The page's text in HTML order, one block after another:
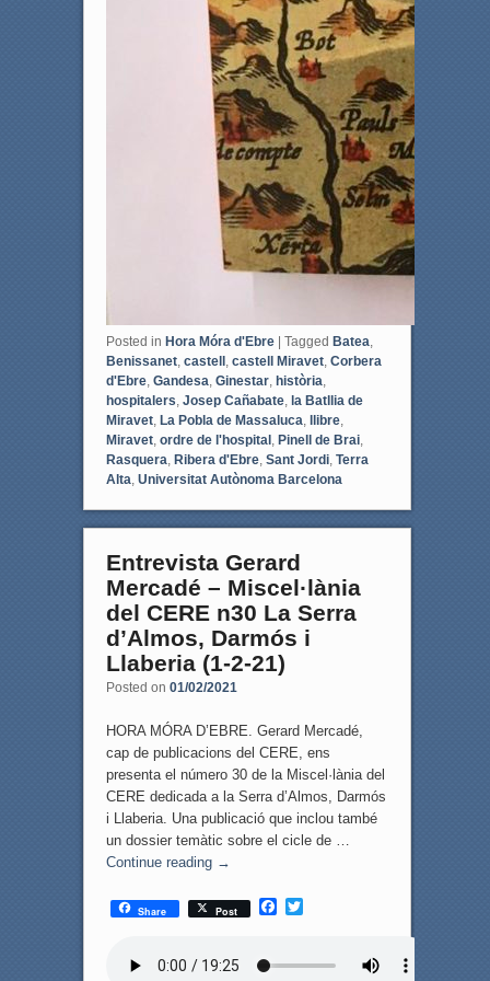
Posted in Hora Móra d'Ebre Tagged Batea,
Benissanet, castell , castell Miravet, Corbera
d'Ebre, Gandesa, Ginestar, història,
hospitalers, Josep Cañabate, la Batllia de
Miravet, La Pobla de Massaluca, llibre,
Miravet, ordre de l'hospital , Pinell de Brai,
Rasquera, Ribera d'Ebre, Sant Jordi, Terra
Alta, Universitat Autònoma Barcelona
Entrevista Gerard
Mercadé – Miscel·lània
del CERE n30 La Serra
d’Almos, Darmós i
Llaberia (1-2-21)
Posted on 01/02/2021
HORA MÓRA D’EBRE. Gerard Mercadé,
cap de publicacions del CERE, ens
presenta el número 30 de la Miscel·lània del
CERE dedicada a la Serra d’Almos, Darmós
i Llaberia. Una publicació que inclou també
un dossier temàtic sobre el cicle de …
Continue reading →
Share Post
F
T